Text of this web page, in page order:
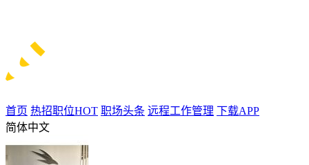
首页 热招职位HOT 职场头条 远程工作管理 下载APP
简体中文